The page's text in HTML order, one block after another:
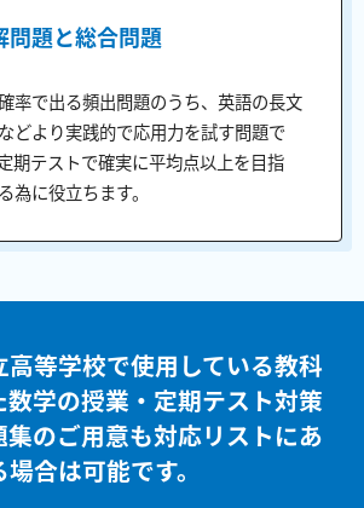
問題と総合問題
率で出る頻出問題のうち、英語の長文
どより実践的で応用力を試す問題で
期テストで確実に平均点以上を目指
為に役立ちます。
高等学校で使用している教科
数学の授業・定期テスト対策
のご用意も対応リストにあ
場合は可能です。